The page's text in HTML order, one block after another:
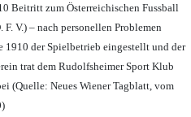
Beitritt zum Österreichischen Fussball
F. V.) – nach personellen Problemen
1910 der Spielbetrieb eingestellt und der
trat dem Rudolfsheimer Sport Klub
(Quelle: Neues Wiener Tagblatt, vom